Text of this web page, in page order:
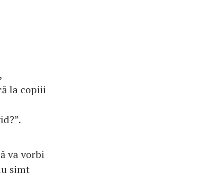
la copiii
va vorbi
simt